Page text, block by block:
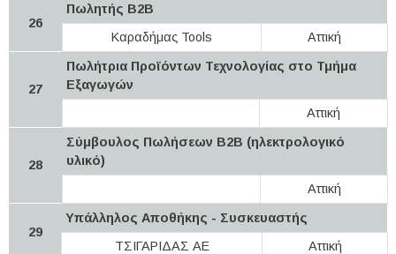
26
Πωλητής B2B
Καραδήμας Tools
Αττική
27
Πωλήτρια Προϊόντων Τεχνολογίας στο Τμήμα
Εξαγωγών
Αττική
28
Σύμβουλος Πωλήσεων B2B (ηλεκτρολογικό
υλικό)
Αττική
29
Υπάλληλος Αποθήκης - Συσκευαστής
ΤΣΙΓΑΡΙΔΑΣ ΑΕ
Αττική